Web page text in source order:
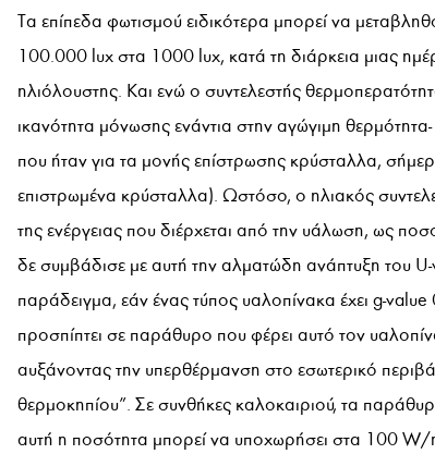
Τα επίπεδα φωτισμού ειδικότερα μπορεί να
100.000 lux στα 1000 lux, κατά τη διάρκεια μιας
ηλιόλουστης. Και ενώ ο συντελεστής
ικανότητα μόνωσης ενάντια στην αγώγιμη
που ήταν για τα μονής επίστρωσης κρύσταλλα,
επιστρωμένα κρύσταλλα). Ωστόσο, ο ηλιακός
της ενέργειας που διέρχεται από την υάλωση, ως
δε συμβάδισε με αυτή την αλματώδη ανάπτυξη του U-
παράδειγμα, εάν ένας τύπος υαλοπίνακα έχει g-
προσπίπτει σε παράθυρο που φέρει αυτό τον
αυξάνοντας την υπερθέρμανση στο εσωτερικό
θερμοκηπίου”. Σε συνθήκες καλοκαιριού, τα
αυτή η ποσότητα μπορεί να υποχωρήσει στα 100 W/